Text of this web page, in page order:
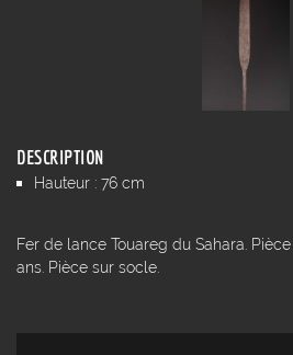
DESCRIPTION
Hauteur : 76 cm
Fer de lance Touareg du Sahara.
ans. Pièce sur socle.